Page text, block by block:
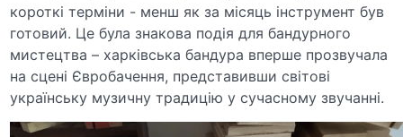
короткі терміни - менш як за місяць інструмент був
готовий. Це була знакова подія для бандурного
мистецтва – харківська бандура вперше прозвучала
на сцені Євробачення, представивши світові
українську музичну традицію у сучасному звучанні.